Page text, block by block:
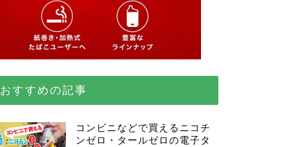
おすすめの記事
コンビニなどで買えるニコチ
ンゼロ・タールゼロの電子タ